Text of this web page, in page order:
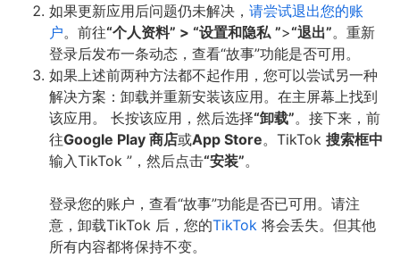
如果更新应用后问题仍未解决， 请尝试退出您的账
户。前往“个人资料” > “设置和隐私 ”>“退出”。重新
登录后发布一条动态，查看“故事”功能是否可用。
如果上述前两种方法都不起作用，您可以尝试另一种
解决方案：卸载并重新安装该应用。在主屏幕上找到
该应用。 长按该应用，然后选择“卸载”。接下来，前
往Google Play 商店或App Store。TikTok 搜索框中
输入TikTok ”，然后点击“安装”。
登录您的账户，查看“故事”功能是否已可用。请注
意，卸载TikTok 后，您的TikTok 将会丢失。但其他
所有内容都将保持不变。